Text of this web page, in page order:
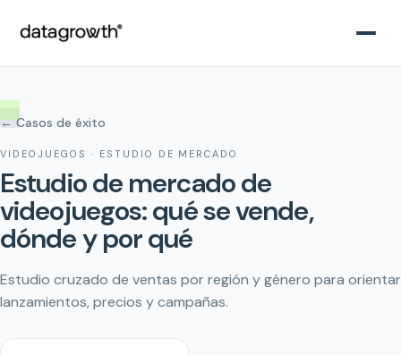
← Casos de éxito
VIDEOJUEGOS · ESTUDIO DE MERCADO
Estudio de mercado de
videojuegos: qué se vende,
dónde y por qué
Estudio cruzado de ventas por región y género para orientar
lanzamientos, precios y campañas.